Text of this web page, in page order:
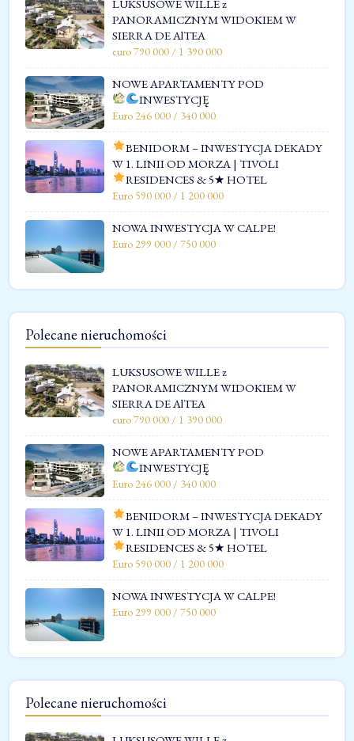
LUKSUSOWE WILLE z
PANORAMICZNYM WIDOKIEM W
SIERRA DE AlTEA
euro 790 000 / 1 390 000
NOWE APARTAMENTY POD
INWESTYCJĘ
Euro 246 000 / 340 000
BENIDORM – INWESTYCJA DEKADY
W 1. LINII OD MORZA | TIVOLI
RESIDENCES & 5★ HOTEL
Euro 590 000 / 1 200 000
NOWA INWESTYCJA W CALPE!
Euro 299 000 / 750 000
Polecane nieruchomości
LUKSUSOWE WILLE z
PANORAMICZNYM WIDOKIEM W
SIERRA DE AlTEA
euro 790 000 / 1 390 000
NOWE APARTAMENTY POD
INWESTYCJĘ
Euro 246 000 / 340 000
BENIDORM – INWESTYCJA DEKADY
W 1. LINII OD MORZA | TIVOLI
RESIDENCES & 5★ HOTEL
Euro 590 000 / 1 200 000
NOWA INWESTYCJA W CALPE!
Euro 299 000 / 750 000
Polecane nieruchomości